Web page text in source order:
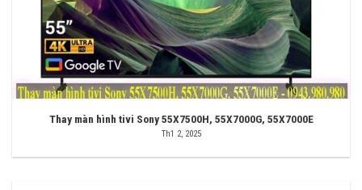
Thay màn hình tivi Sony 55X7500H, 55X7000G, 55X7000E
Th1 2, 2025